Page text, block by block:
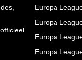
Europa
Europa
Europa
Europa